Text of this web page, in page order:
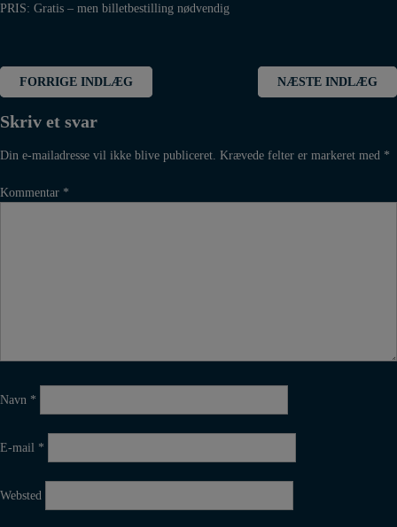
PRIS: Gratis – men billetbestilling nødvendig
Indlægsnavigation
FORRIGE INDLÆG NÆSTE INDLÆG
Skriv et svar
Din e-mailadresse vil ikke blive publiceret. Krævede felter er markeret med *
Kommentar *
Navn *
E-mail *
Websted